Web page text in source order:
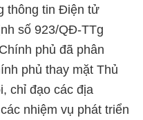
thông tin Điện tử
số 923/QĐ-TTg
phủ đã phân
phủ thay mặt Thủ
chỉ đạo các địa
nhiệm vụ phát triển